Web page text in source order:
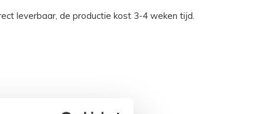
leverbaar, de productie kost 3-4 weken tijd.